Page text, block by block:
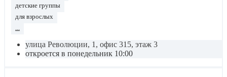
детские группы
для взрослых
улица Революции, 1, офис 315, этаж 3
откроется в понедельник 10:00